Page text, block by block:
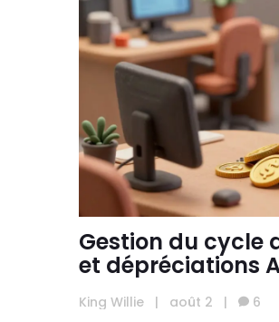
Gestion du cycle
et dépréciations
King Willie | août 2 | 6